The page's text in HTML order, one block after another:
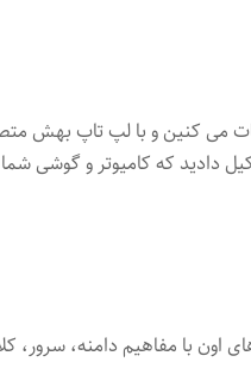
کنین و با لپ تاپ بهش
دادید که کامیوتر و گوشی
با مفاهیم دامنه، سرور،